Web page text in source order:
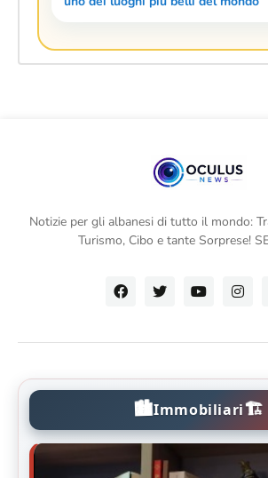
Notizie per gli albanesi di tutto il mondo:
Turismo, Cibo e tante Sorprese!
🏙️Immobiliari🏗️